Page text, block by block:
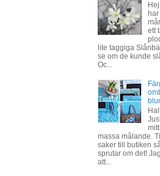
ett
lite taggiga
se om de kunde
Oc...
massa målande.
saker till butiken
sprutar om det!
att...